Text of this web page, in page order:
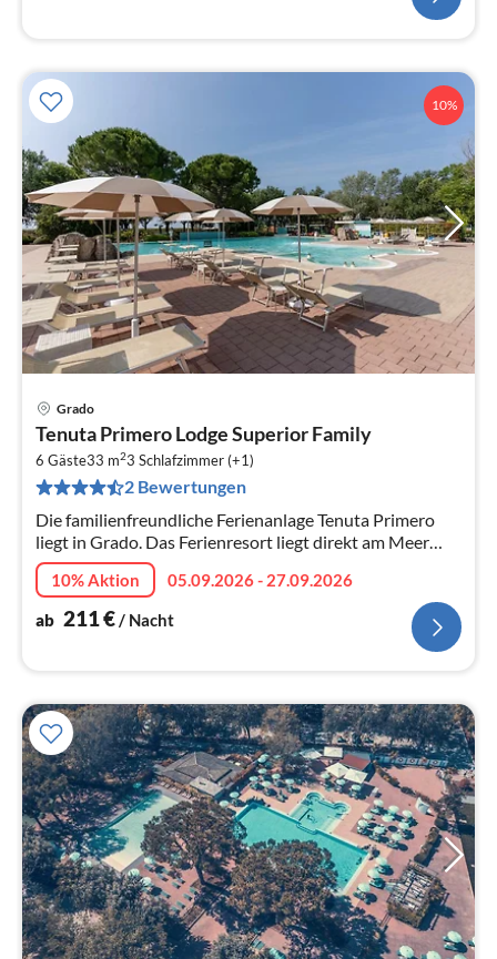
10%
Grado
Tenuta Primero Lodge Superior Family
6 Gäste33 m23 Schlafzimmer (+1)
2 Bewertungen
Die familienfreundliche Ferienanlage Tenuta Primero
liegt in Grado. Das Ferienresort liegt direkt am Meer
inmitten der wunderschönen Lagunenlandschaft der
nördlichen Adria und biet...
10% Aktion
05.09.2026 - 27.09.2026
ab 211€/ Nacht